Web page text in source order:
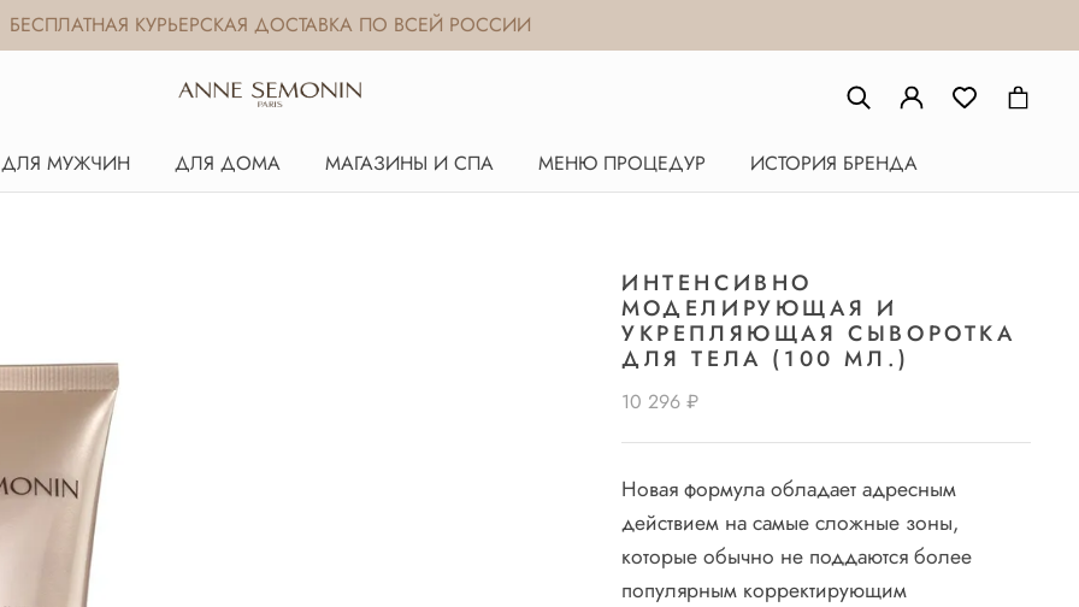
БЕСПЛАТНАЯ КУРЬЕРСКАЯ ДОСТАВКА ПО ВСЕЙ РОССИИ
ДЛЯ МУЖЧИН ДЛЯ ДОМА МАГАЗИНЫ И СПА МЕНЮ ПРОЦЕДУР ИСТОРИЯ БРЕНДА
ИНТЕНСИВНО
МОДЕЛИРУЮЩАЯ И
УКРЕПЛЯЮЩАЯ СЫВОРОТКА
ДЛЯ ТЕЛА (100 МЛ.)
10 296 ₽
Новая формула обладает адресным
действием на самые сложные зоны,
которые обычно не поддаются более
популярным корректирующим